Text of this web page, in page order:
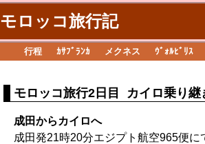
モロッコ旅行記
行程 ｶｻﾌﾞﾗﾝｶ メクネス ｳﾞｫﾙﾋﾞﾘｽ
モロッコ旅行2日目 カイロ乗り継
成田からカイロへ
成田発21時20分エジプト航空965便